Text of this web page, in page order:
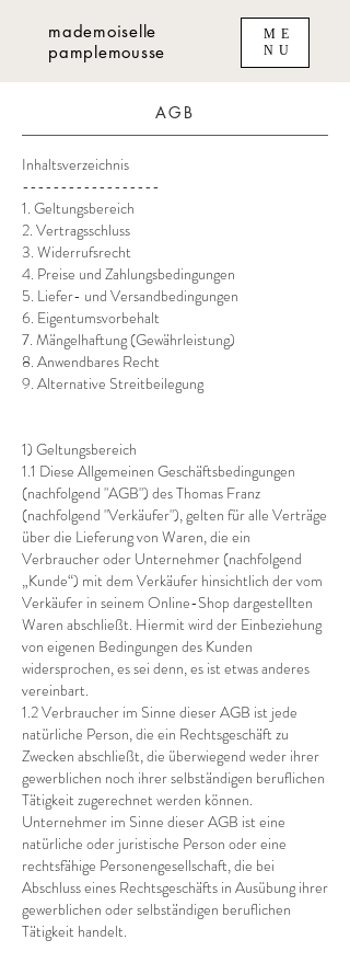
mademoiselle
pamplemousse
ME
NU
Inhaltsverzeichnis
------------------
1. Geltungsbereich
2. Vertragsschluss
3. Widerrufsrecht
4. Preise und Zahlungsbedingungen
5. Liefer- und Versandbedingungen
6. Eigentumsvorbehalt
7. Mängelhaftung (Gewährleistung)
8. Anwendbares Recht
9. Alternative Streitbeilegung
1) Geltungsbereich
1.1 Diese Allgemeinen Geschäftsbedingungen
(nachfolgend "AGB") des Thomas Franz
(nachfolgend "Verkäufer"), gelten für alle Verträge
über die Lieferung von Waren, die ein
Verbraucher oder Unternehmer (nachfolgend
„Kunde“) mit dem Verkäufer hinsichtlich der vom
Verkäufer in seinem Online-Shop dargestellten
Waren abschließt. Hiermit wird der Einbeziehung
von eigenen Bedingungen des Kunden
widersprochen, es sei denn, es ist etwas anderes
vereinbart.
1.2 Verbraucher im Sinne dieser AGB ist jede
natürliche Person, die ein Rechtsgeschäft zu
Zwecken abschließt, die überwiegend weder ihrer
gewerblichen noch ihrer selbständigen beruflichen
Tätigkeit zugerechnet werden können.
Unternehmer im Sinne dieser AGB ist eine
natürliche oder juristische Person oder eine
rechtsfähige Personengesellschaft, die bei
Abschluss eines Rechtsgeschäfts in Ausübung ihrer
gewerblichen oder selbständigen beruflichen
Tätigkeit handelt.
AGB